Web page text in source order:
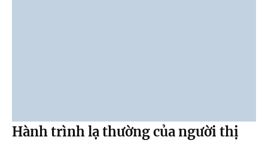
Hành trình lạ thường của người thị